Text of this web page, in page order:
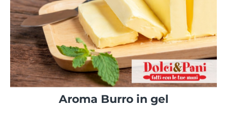
Aroma Burro in gel